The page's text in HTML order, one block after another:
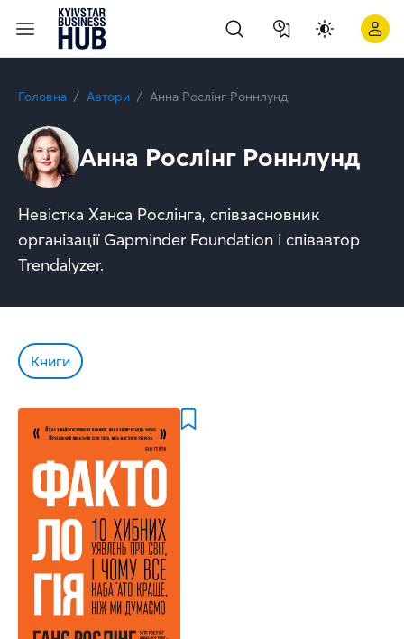
Головна Автори Анна Рослінг Роннлунд
Анна Рослінг Роннлунд
Невістка Ханса Рослінга, співзасновник
організації Gapminder Foundation і співавтор
Trendalyzer.
Книги